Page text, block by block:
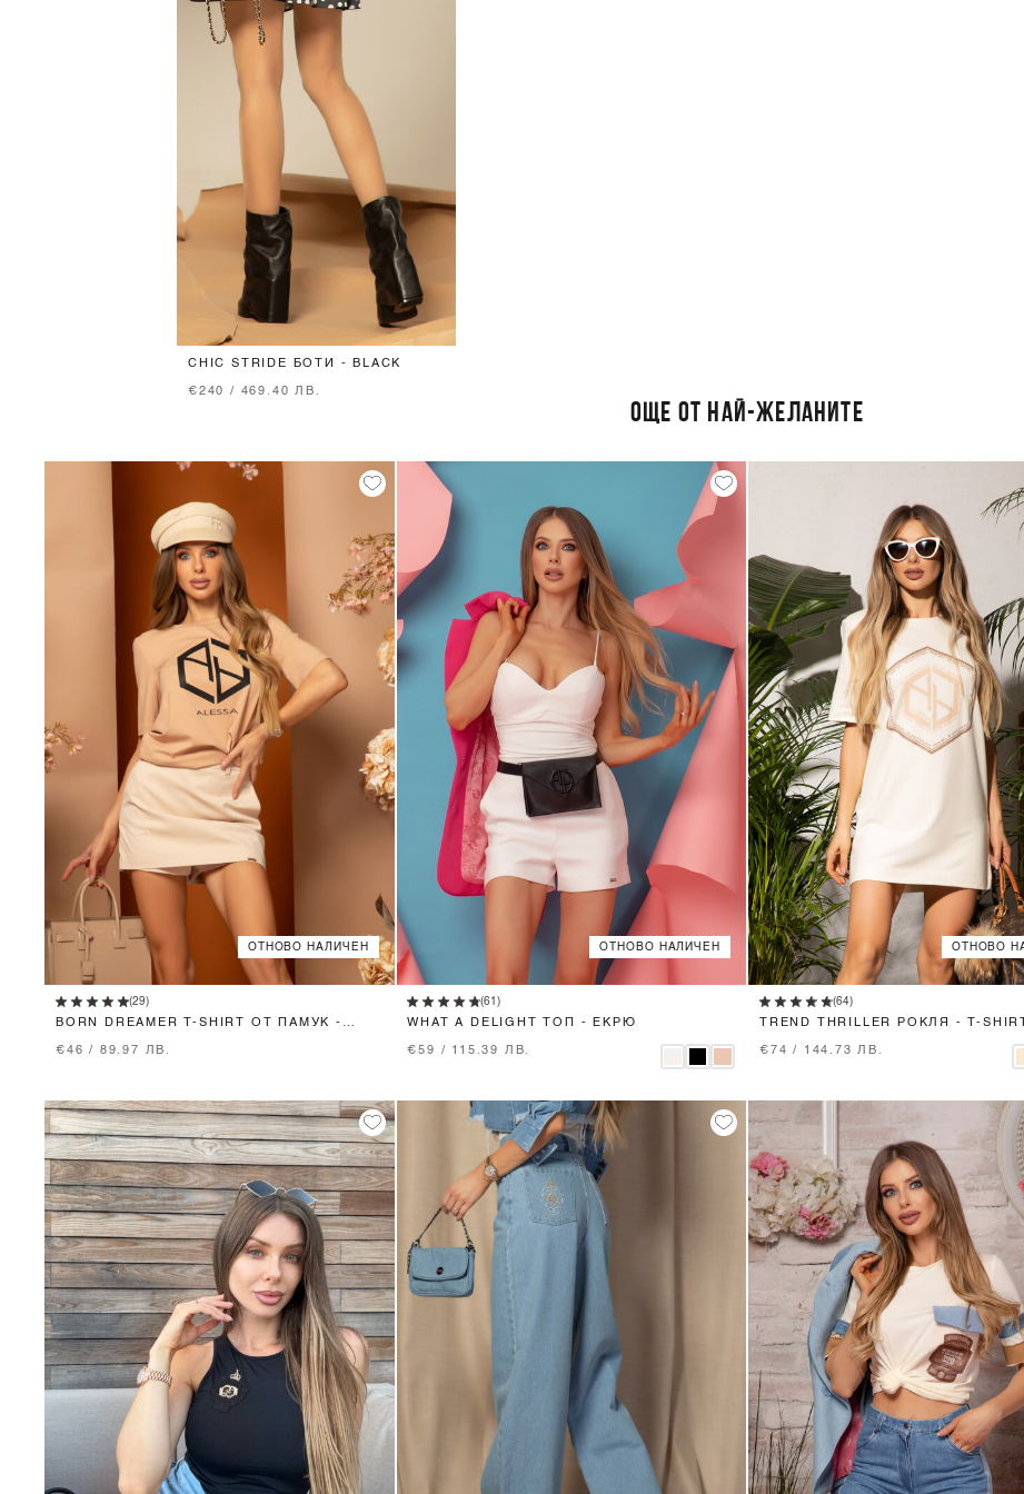
CHIC STRIDE БОТИ - BLACK
€240 / 469.40 ЛВ.
ОЩЕ ОТ НАЙ-ЖЕЛАНИТЕ
ОТНОВО НАЛИЧЕН
M L
(29)
BORN DREAMER T-SHIRT ОТ ПАМУК -
€46 / 89.97 ЛВ.
ОТНОВО НАЛИЧЕН
M L
(61)
WHAT A DELIGHT ТОП - ЕКРЮ
€59 / 115.39 ЛВ.
ОТНОВО
XS M L
(64)
TREND THRILLER РОКЛЯ - T-
€74 / 144.73 ЛВ.